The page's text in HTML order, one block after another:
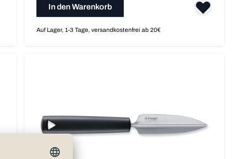
In den Warenkorb
Auf Lager, 1-3 Tage, versandkostenfrei ab 20€